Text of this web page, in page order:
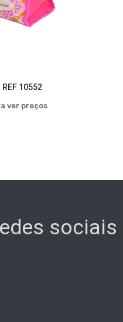
REF 10552
ver preços
sociais